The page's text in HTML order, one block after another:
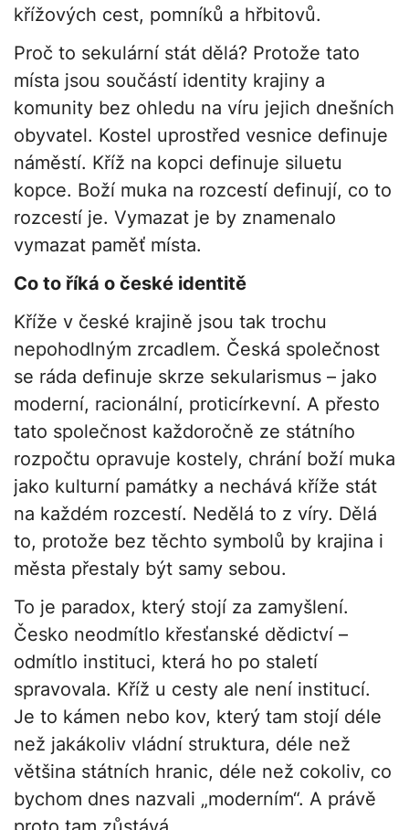
křížových cest, pomníků a hřbitovů.
Proč to sekulární stát dělá? Protože tato
místa jsou součástí identity krajiny a
komunity bez ohledu na víru jejich dnešních
obyvatel. Kostel uprostřed vesnice definuje
náměstí. Kříž na kopci definuje siluetu
kopce. Boží muka na rozcestí definují, co to
rozcestí je. Vymazat je by znamenalo
vymazat paměť místa.
Co to říká o české identitě
Kříže v české krajině jsou tak trochu
nepohodlným zrcadlem. Česká společnost
se ráda definuje skrze sekularismus – jako
moderní, racionální, proticírkevní. A přesto
tato společnost každoročně ze státního
rozpočtu opravuje kostely, chrání boží muka
jako kulturní památky a nechává kříže stát
na každém rozcestí. Nedělá to z víry. Dělá
to, protože bez těchto symbolů by krajina i
města přestaly být samy sebou.
To je paradox, který stojí za zamyšlení.
Česko neodmítlo křesťanské dědictví –
odmítlo instituci, která ho po staletí
spravovala. Kříž u cesty ale není institucí.
Je to kámen nebo kov, který tam stojí déle
než jakákoliv vládní struktura, déle než
většina státních hranic, déle než cokoliv, co
bychom dnes nazvali „moderním“. A právě